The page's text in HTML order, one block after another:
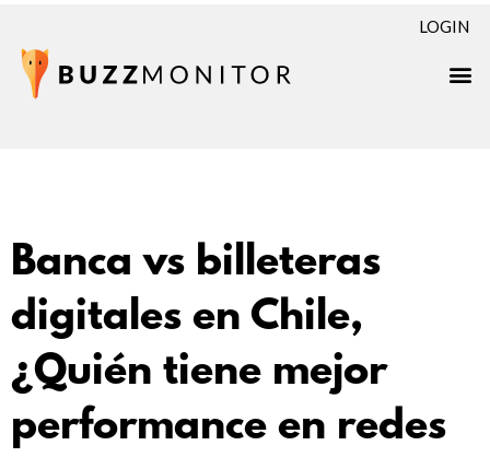
LOGIN
Banca vs billeteras
digitales en Chile,
¿Quién tiene mejor
performance en redes